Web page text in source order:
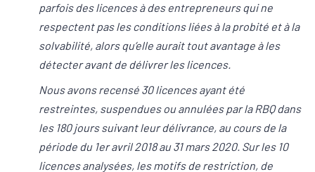
parfois des licences à des entrepreneurs qui ne
respectent pas les conditions liées à la probité et à la
solvabilité, alors qu’elle aurait tout avantage à les
détecter avant de délivrer les licences.
Nous avons recensé 30 licences ayant été
restreintes, suspendues ou annulées par la RBQ dans
les 180 jours suivant leur délivrance, au cours de la
période du 1er avril 2018 au 31 mars 2020. Sur les 10
licences analysées, les motifs de restriction, de